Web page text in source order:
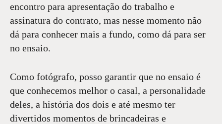
encontro para apresentação do trabalho e
assinatura do contrato, mas nesse momento não
dá para conhecer mais a fundo, como dá para ser
no ensaio.
Como fotógrafo, posso garantir que no ensaio é
que conhecemos melhor o casal, a personalidade
deles, a história dos dois e até mesmo ter
divertidos momentos de brincadeiras e